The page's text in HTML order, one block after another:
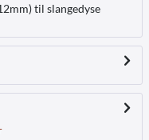
til slangedyse